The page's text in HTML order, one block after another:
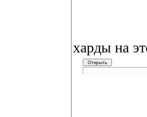
харды на